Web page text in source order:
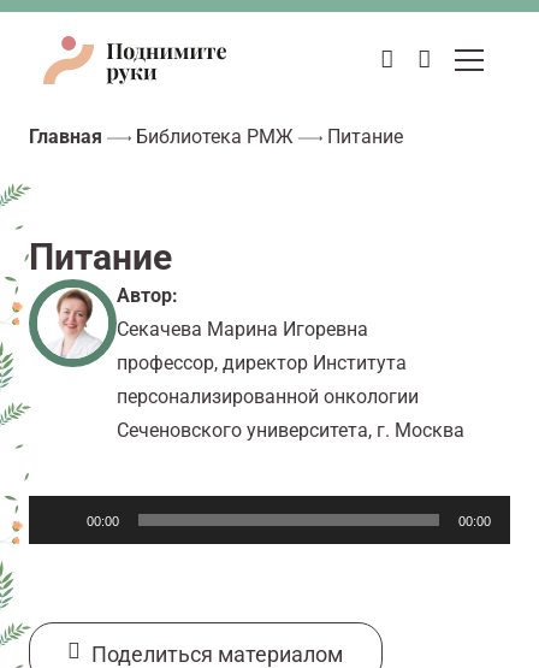
Главная Библиотека РМЖ Питание
Питание
Автор:
Секачева Марина Игоревна
профессор, директор Института
персонализированной онкологии
Сеченовского университета, г. Москва
Аудиоплеер
00:00 00:00
Поделиться материалом